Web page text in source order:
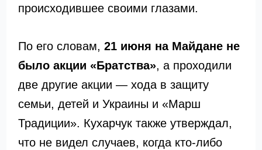
происходившее своими глазами.
По его словам, 21 июня на Майдане не
было акции «Братства», а проходили
две другие акции — хода в защиту
семьи, детей и Украины и «Марш
Традиции». Кухарчук также утверждал,
что не видел случаев, когда кто-либо